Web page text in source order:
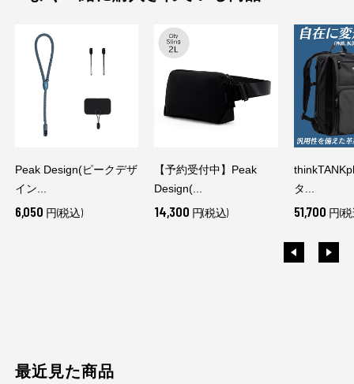
Peak Design(ピークデザ
イン...
6,050 円(税込)
【予約受付中】Peak
Design(...
14,300 円(税込)
タ...
51,700 円(
最近見た商品